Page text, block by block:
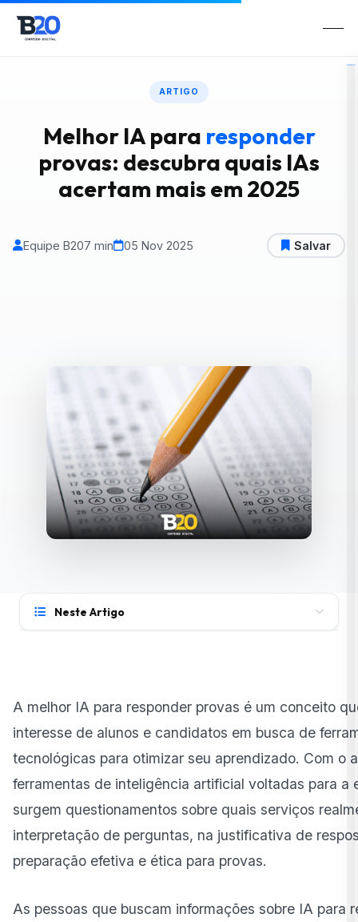
ARTIGO
Melhor IA para responder
provas: descubra quais IAs
acertam mais em 2025
Equipe B207 min 05 Nov 2025 Salvar
Neste Artigo
questões
provas em 2025
Quando (e como) usar uma IA para estudar para
provas
O futuro das IAs aplicadas à educação e avaliações
A melhor IA para responder provas é um conceito
interesse de alunos e candidatos em busca de
tecnológicas para otimizar seu aprendizado. Com o
ferramentas de inteligência artificial voltadas para a
surgem questionamentos sobre quais serviços
interpretação de perguntas, na justificativa de
preparação efetiva e ética para provas.
As pessoas que buscam informações sobre IA para